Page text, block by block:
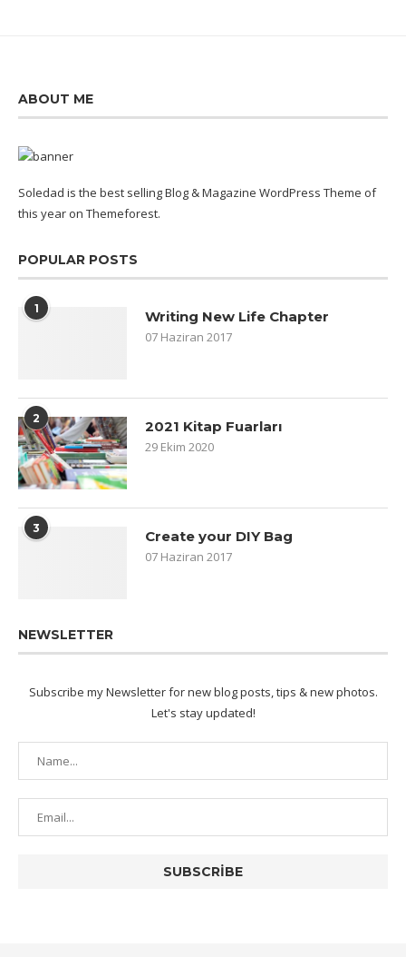
ABOUT ME
Soledad is the best selling Blog & Magazine WordPress Theme of
this year on Themeforest.
POPULAR POSTS
1 Writing New Life Chapter
07 Haziran 2017
2 2021 Kitap Fuarları
29 Ekim 2020
3 Create your DIY Bag
07 Haziran 2017
NEWSLETTER
Subscribe my Newsletter for new blog posts, tips & new photos.
Let's stay updated!